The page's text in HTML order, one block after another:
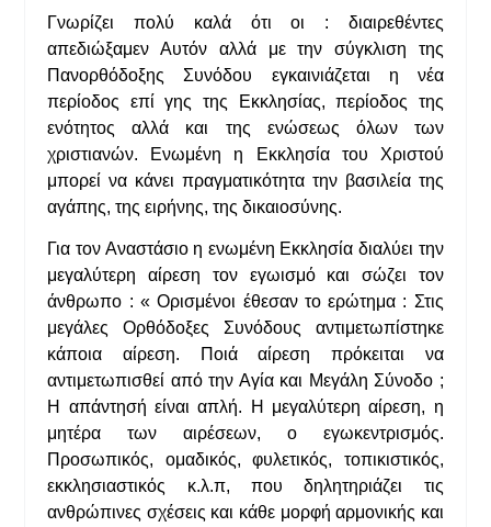
Γνωρίζει πολύ καλά ότι οι : διαιρεθέντες
απεδιώξαμεν Αυτόν αλλά με την σύγκλιση της
Πανορθόδοξης Συνόδου εγκαινιάζεται η νέα
περίοδος επί γης της Εκκλησίας, περίοδος της
ενότητος αλλά και της ενώσεως όλων των
χριστιανών. Ενωμένη η Εκκλησία του Χριστού
μπορεί να κάνει πραγματικότητα την βασιλεία της
αγάπης, της ειρήνης, της δικαιοσύνης.
Για τον Αναστάσιο η ενωμένη Εκκλησία διαλύει την
μεγαλύτερη αίρεση τον εγωισμό και σώζει τον
άνθρωπο : « Ορισμένοι έθεσαν το ερώτημα : Στις
μεγάλες Ορθόδοξες Συνόδους αντιμετωπίστηκε
κάποια αίρεση. Ποιά αίρεση πρόκειται να
αντιμετωπισθεί από την Αγία και Μεγάλη Σύνοδο ;
Η απάντησή είναι απλή. Η μεγαλύτερη αίρεση, η
μητέρα των αιρέσεων, ο εγωκεντρισμός.
Προσωπικός, ομαδικός, φυλετικός, τοπικιστικός,
εκκλησιαστικός κ.λ.π, που δηλητηριάζει τις
ανθρώπινες σχέσεις και κάθε μορφή αρμονικής και